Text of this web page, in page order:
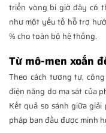
triển vòng bi giờ đây có
như một yếu tố hỗ trợ
% cho toàn bộ hệ thống.
Từ mô-men xoắn
Theo cách tương tự,
điện năng do ma sát của
Kết quả so sánh giữa
pháp ban đầu được minh